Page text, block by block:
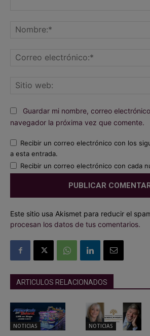
Guardar mi nombre, correo
navegador la próxima vez que comente.
Recibir un correo electrónico con los
a esta entrada.
Recibir un correo electrónico con cada
Este sitio usa Akismet para reducir el
procesan los datos de tus comentarios.
ARTICULOS RELACIONADOS
NOTICIAS NOTICIAS